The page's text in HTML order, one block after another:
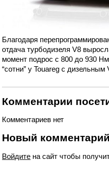
Благодаря
отдача турбодизеля V8
момент подрос с 800 до 930
“сотни” у Touareg с
Комментарии
Комментариев нет
Новый
Войдите на сайт чтобы